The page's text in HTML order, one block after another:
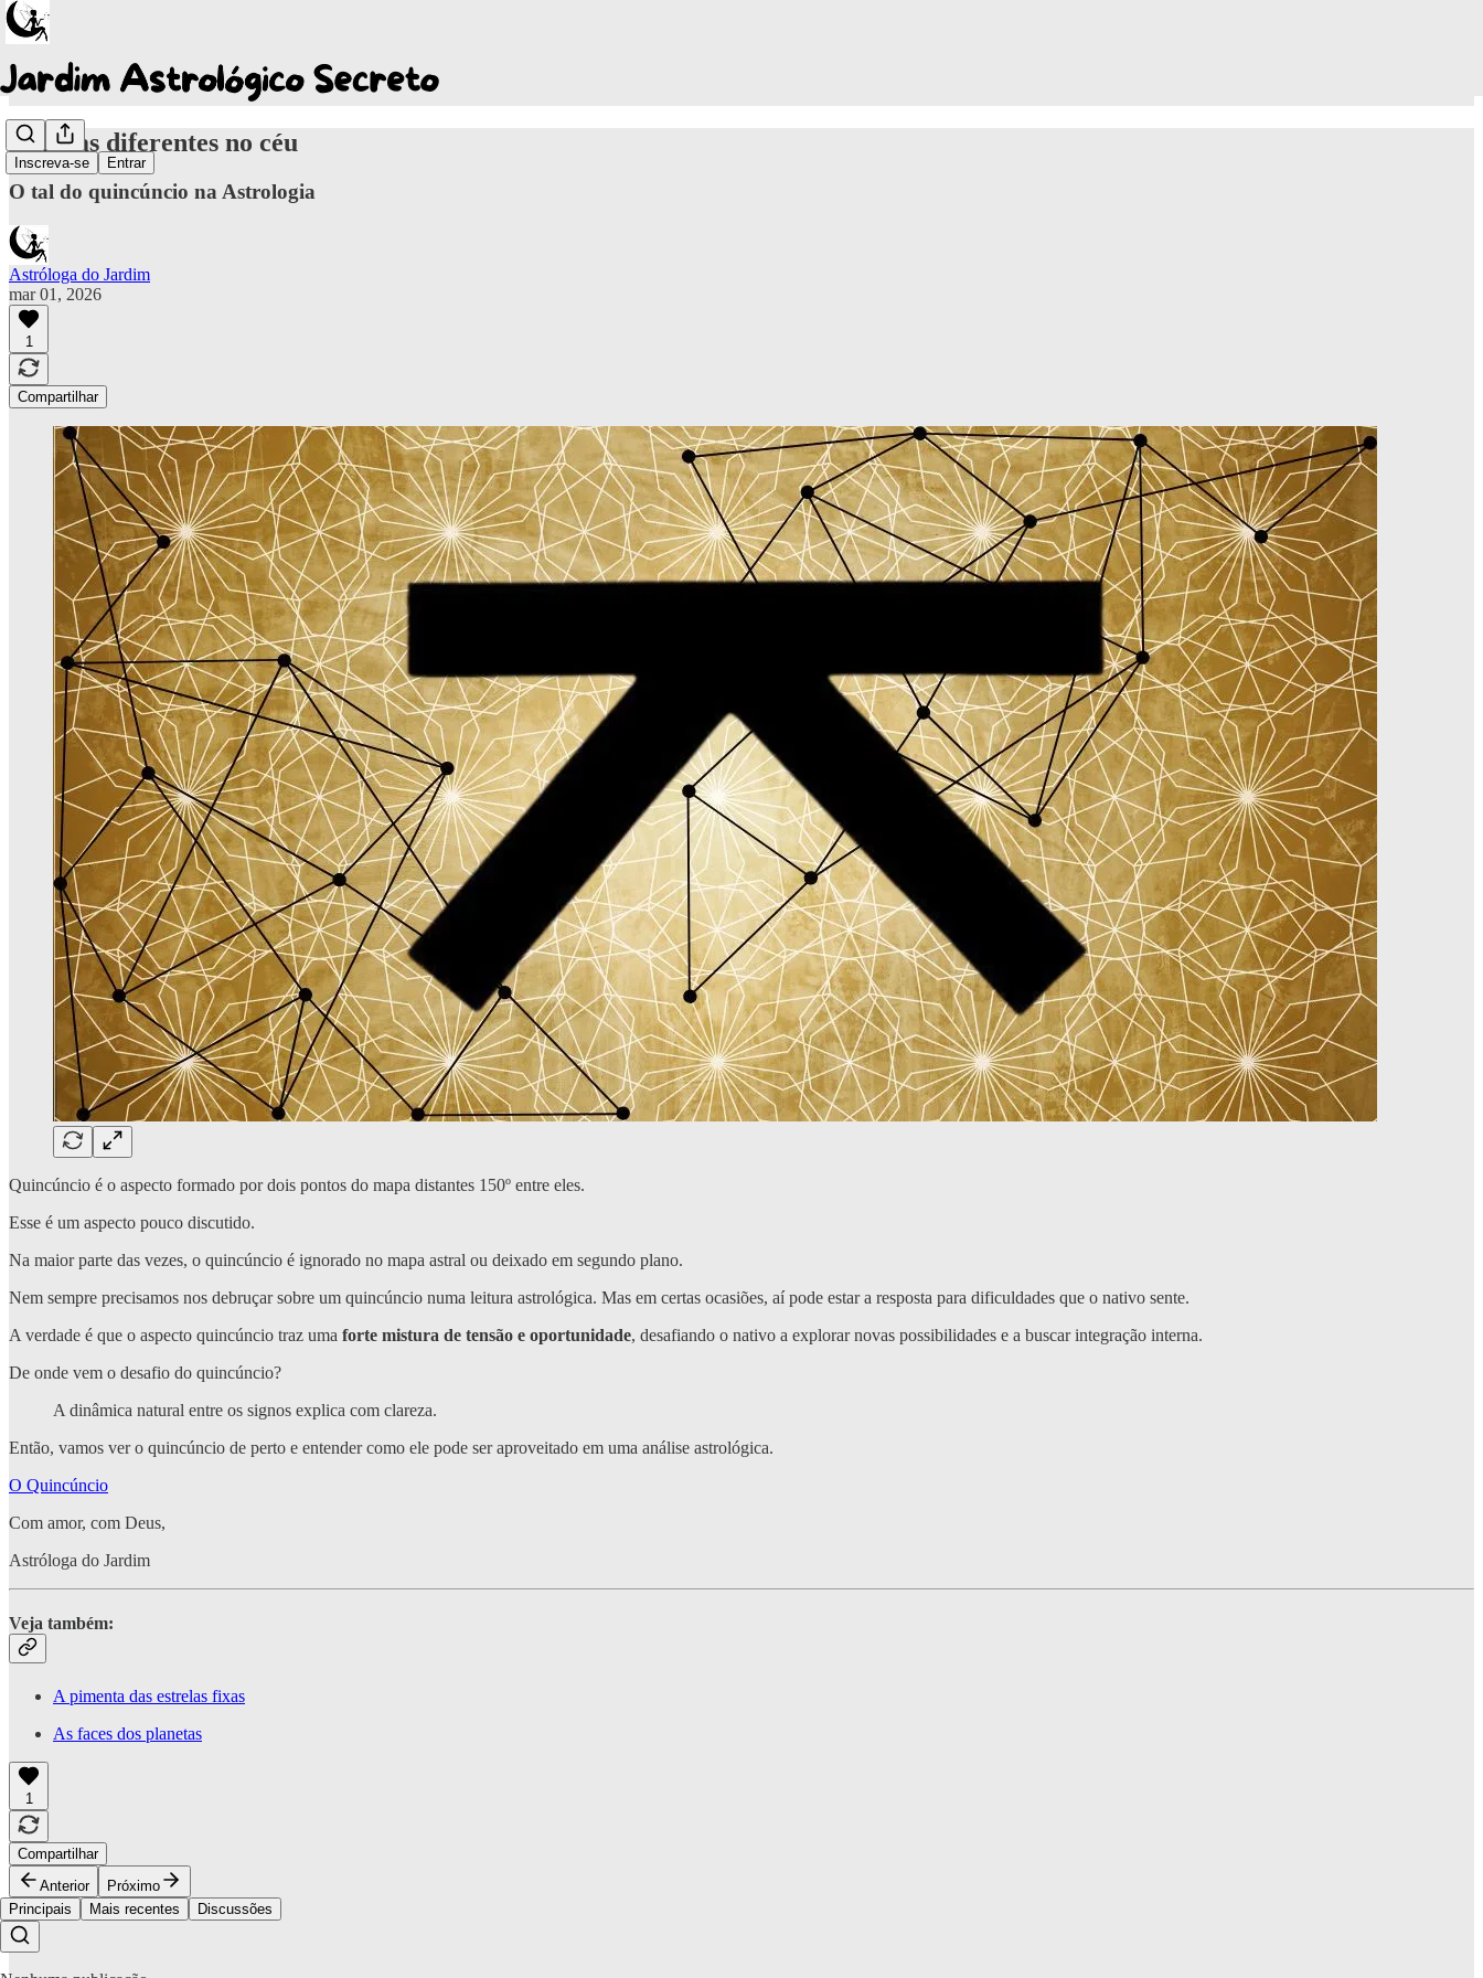
Inscreva-se Entrar
Línguas diferentes no céu
O tal do quincúncio na Astrologia
Astróloga do Jardim
mar 01, 2026
1
Compartilhar
Quincúncio é o aspecto formado por dois pontos do mapa distantes 150º entre eles.
Esse é um aspecto pouco discutido.
Na maior parte das vezes, o quincúncio é ignorado no mapa astral ou deixado em segundo plano.
Nem sempre precisamos nos debruçar sobre um quincúncio numa leitura astrológica. Mas em certas ocasiões, aí pode estar a resposta para dificuldades que o nativo sente.
A verdade é que o aspecto quincúncio traz uma forte mistura de tensão e oportunidade, desafiando o nativo a explorar novas possibilidades e a buscar integração interna.
De onde vem o desafio do quincúncio?
A dinâmica natural entre os signos explica com clareza.
Então, vamos ver o quincúncio de perto e entender como ele pode ser aproveitado em uma análise astrológica.
O Quincúncio
Com amor, com Deus,
Astróloga do Jardim
Veja também:
A pimenta das estrelas fixas
As faces dos planetas
1
Compartilhar
Anterior
Próximo
Principais
Mais recentes Discussões